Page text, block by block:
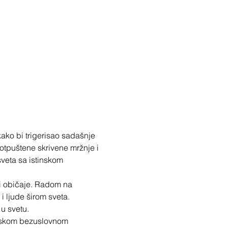
bi trigerisao sadašnje
skrivene mržnje i
sa istinskom
običaje. Radom na
ljude širom sveta.
svetu.
bezuslovnom